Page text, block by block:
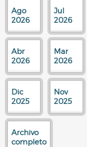
Ago
2026
Jul
2026
Abr
2026
Mar
2026
Dic
2025
Nov
2025
Archivo
completo